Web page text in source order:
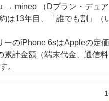
→ mineo （Dプラン・デュア
は13年目、「誰でも割」（
ーのiPhone 6sはAppleの定
累計金額（端末代金、通信
。